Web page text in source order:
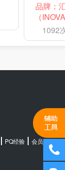
品牌：
（
1092
PQ经验 会员中心